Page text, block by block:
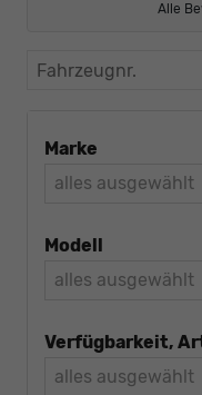
Alle
Fahrzeugnr.
Marke
alles ausgewählt
Modell
alles ausgewählt
Verfügbarkeit,
alles ausgewählt